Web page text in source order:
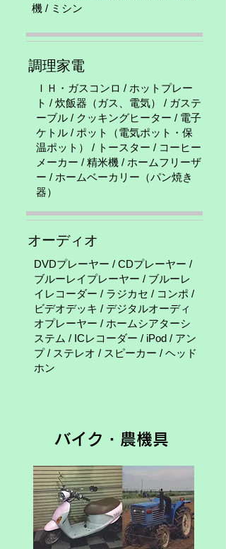
機 / ミシン
調理家電
ＩＨ・ガスコンロ / ホットプレー
ト / 炊飯器（ガス、電気） / ガステ
ーブル / クッキングヒーター / 電子
ケトル / ポット（電気ポット・保
温ポット） / トースター / コーヒー
メーカー / 精米機 / ホームフリーザ
ー / ホームベーカリー（パン焼き
器）
オーディオ
DVDプレーヤー / CDプレーヤー /
ブルーレイプレーヤー / ブルーレ
イレコーダー / ラジカセ / コンポ /
ビデオデッキ / デジタルオーディ
オプレーヤー / ホームシアターシ
ステム / ICレコーダー / iPod / アン
プ / ステレオ / スピーカー / ヘッド
ホン
バイク・農機具